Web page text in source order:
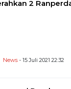
2
News - 15 Juli 2021 22:32